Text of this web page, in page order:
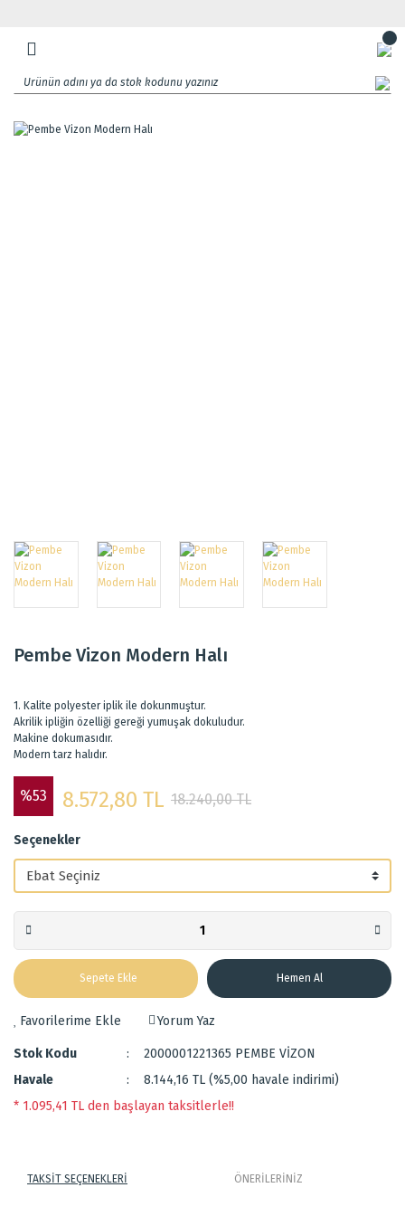
Pembe Vizon Modern Halı
1. Kalite polyester iplik ile dokunmuştur.
Akrilik ipliğin özelliği gereği yumuşak dokuludur.
Makine dokumasıdır.
Modern tarz halıdır.
%53 8.572,80 TL 18.240,00 TL
Seçenekler
Sepete Ekle Hemen Al
Yorum Yaz
Stok Kodu
2000001221365 PEMBE VİZON
Havale
8.144,16 TL (%5,00 havale indirimi)
* 1.095,41 TL den başlayan taksitlerle!!
TAKSİT SEÇENEKLERİ ÖNERİLERİNİZ